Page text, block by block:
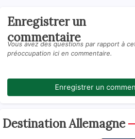
Enregistrer un
commentaire
Vous avez des questions par rapport à
préoccupation ici en commentaire.
Enregistrer un
Destination Allemagne